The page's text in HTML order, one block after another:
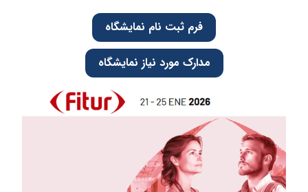
فرم ثبت نام نمایشگاه
مدارک مورد نیاز نمایشگاه